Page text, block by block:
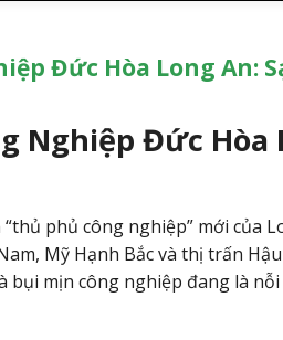
Đức Hòa Long An:
Nghiệp Đức Hòa
phủ công nghiệp” mới của
Mỹ Hạnh Bắc và thị trấn
mịn công nghiệp đang là